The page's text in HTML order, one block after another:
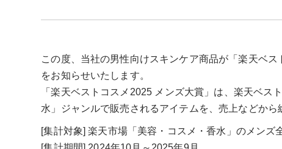
この度、当社の男性向けスキンケア商品が「楽天ベ
をお知らせいたします。
「楽天ベストコスメ2025 メンズ大賞」は、楽天ベ
水」ジャンルで販売されるアイテムを、売上などか
[集計対象] 楽天市場「美容・コスメ・香水」のメンズ